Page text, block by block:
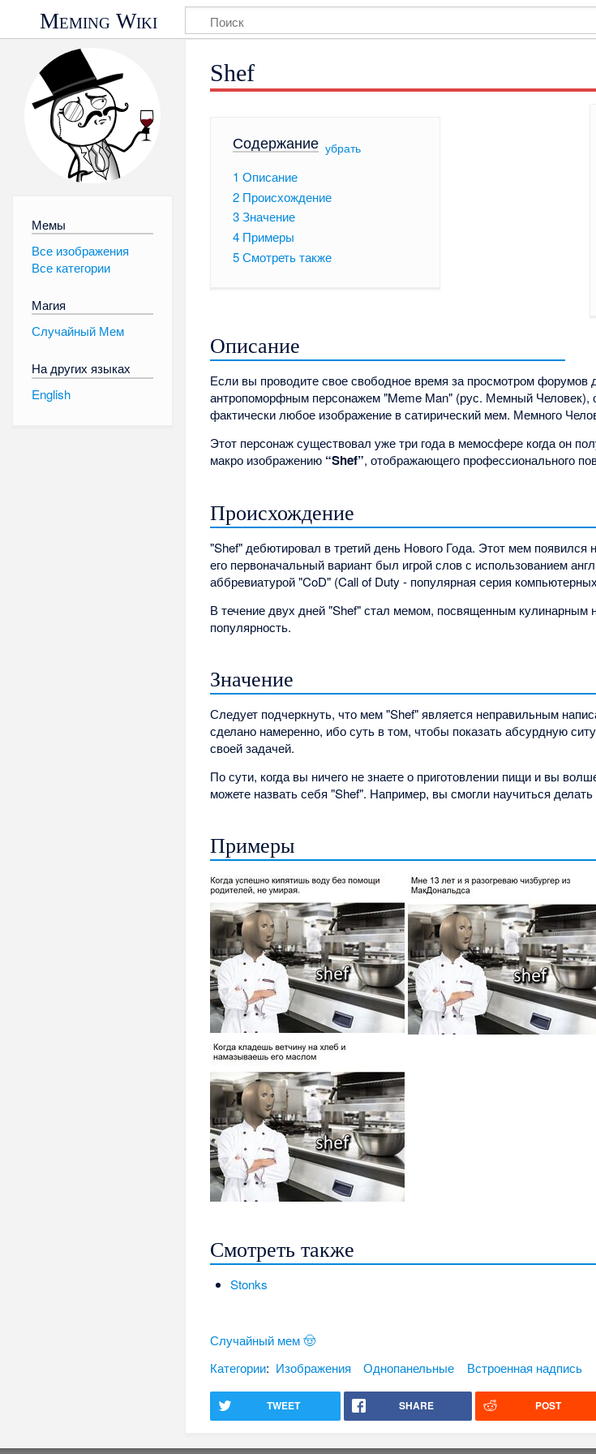
Meming Wiki
Мемы
Все изображения
Все категории
Магия
Случайный Мем
На других языках
English
Shef
Содержание[ убрать]
1 Описание
2 Происхождение
3Значение
4 Примеры
5Смотреть также
Описание
Если вы проводите свое свободное время за просмотром
антропоморфным персонажем "Meme Man" (рус. Мемный Человек),
фактически любое изображение в сатирический мем. Мемного
Этот персонаж существовал уже три года в мемосфере когда он
макро изображению “Shef”, отображающего профессионального
Происхождение
"Shef" дебютировал в третий день Нового Года. Этот мем
его первоначальный вариант был игрой слов с использованием
аббревиатурой "CoD" (Call of Duty - популярная серия
В течение двух дней "Shef" стал мемом, посвященным кулинарным
популярность.
Значение
Следует подчеркнуть, что мем "Shef" является неправильным
сделано намеренно, ибо суть в том, чтобы показать абсурдную
своей задачей.
По сути, когда вы ничего не знаете о приготовлении пищи и вы
можете назвать себя "Shef". Например, вы смогли научиться делать
Примеры
Смотреть также
Stonks
Случайный мем 🤠
Категории: Изображения Однопанельные Встроенная надпись
TWEET SHARE POST